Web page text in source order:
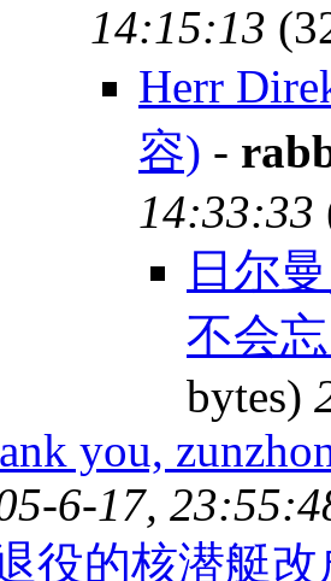
14:15:13
Herr
容) -
14:33:33
日尔
不会
bytes)
you,
6-17,
役的核潜艇